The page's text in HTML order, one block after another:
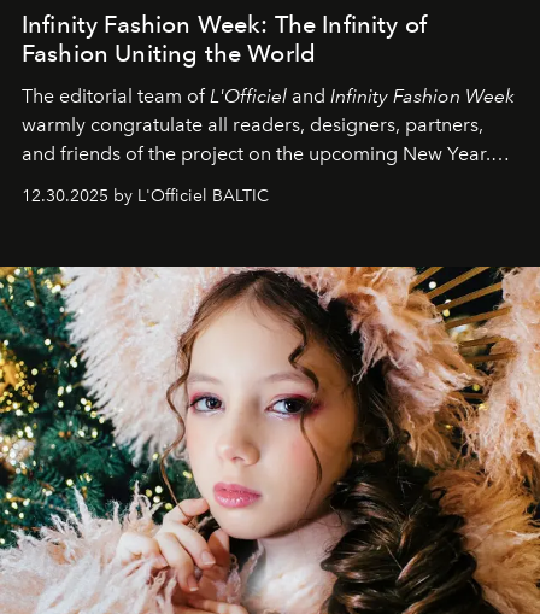
Infinity Fashion Week: The Infinity of
Fashion Uniting the World
The editorial team ofL'Officiel and Infinity Fashion Week
warmly congratulate all readers, designers, partners,
and friends of the project on the upcoming New Year.
May 2026 bring growth, inspiration, bold ideas, and new
achievements.
12.30.2025 by L'Officiel BALTIC